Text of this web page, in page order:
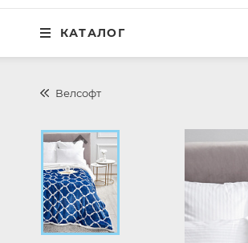
КАТАЛОГ
Спальня
Кухня
Ванная
Готовые решения
Распродажа
Велсофт